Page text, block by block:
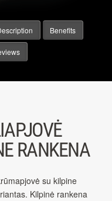
Benefits
RANKENA
su kilpine
Kilpinė rankena